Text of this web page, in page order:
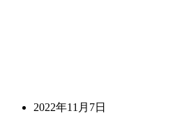
2022年11月7日